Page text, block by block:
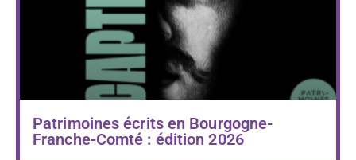
Patrimoines écrits en Bourgogne-
Franche-Comté : édition 2026